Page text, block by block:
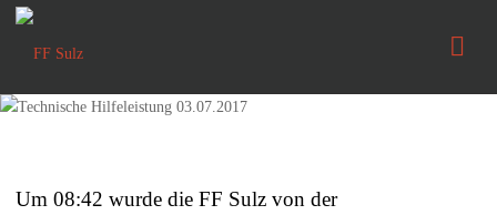
Um 08:42 wurde die FF Sulz von der